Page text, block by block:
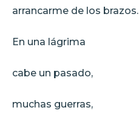
arrancarme de los brazos.
En una lágrima
cabe un pasado,
muchas guerras,